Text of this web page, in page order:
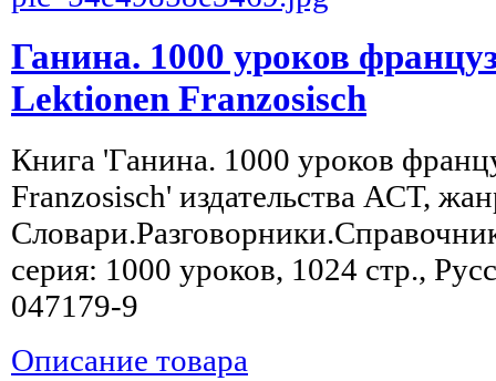
Ганина. 1000 уроков
Lektionen Franzosisch
Книга 'Ганина. 1000 уроков
Franzosisch' издательства АСТ,
серия: 1000 уроков, 1024 стр.,
047179-9
Описание товара